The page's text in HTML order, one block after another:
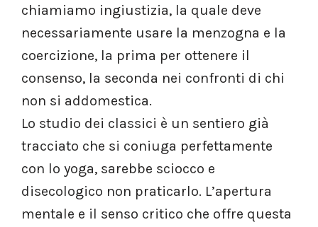
chiamiamo ingiustizia, la quale deve
necessariamente usare la menzogna e la
coercizione, la prima per ottenere il
consenso, la seconda nei confronti di chi
non si addomestica.
Lo studio dei classici è un sentiero già
tracciato che si coniuga perfettamente
con lo yoga, sarebbe sciocco e
disecologico non praticarlo. L’apertura
mentale e il senso critico che offre questa